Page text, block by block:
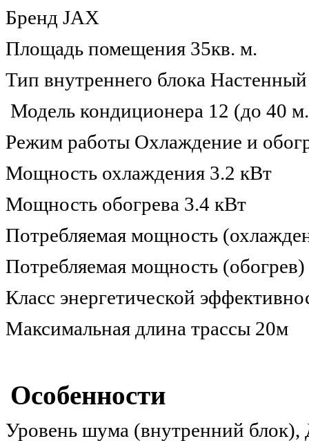
Бренд JAX
Площадь помещения 35кв. м.
Тип внутреннего блока Настенный
Модель кондиционера 12 (до 40
Режим работы Охлаждение и
Мощность охлаждения 3.2 кВт
Мощность обогрева 3.4 кВт
Потребляемая мощность
Потребляемая мощность
Класс энергетической
Максимальная длина трассы 20м
Особенности
Уровень шума (внутренний блок),